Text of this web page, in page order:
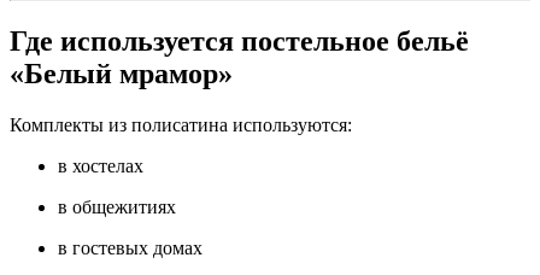
Где используется постельное бельё
«Белый мрамор»
Комплекты из полисатина используются:
в хостелах
в общежитиях
в гостевых домах